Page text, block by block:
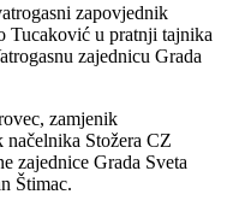
zapovjednik
Tucaković u pratnji tajnika
zajednicu Grada
zamjenik
Stožera CZ
zajednice Grada Sveta
Štimac.